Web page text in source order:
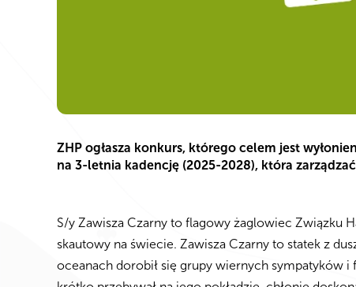
ZHP ogłasza konkurs, którego celem jest
na 3-letnia kadencję (2025-2028), która
S/y Zawisza Czarny to flagowy żaglowiec Związku
skautowy na świecie. Zawisza Czarny to statek z
oceanach dorobił się grupy wiernych sympatyków